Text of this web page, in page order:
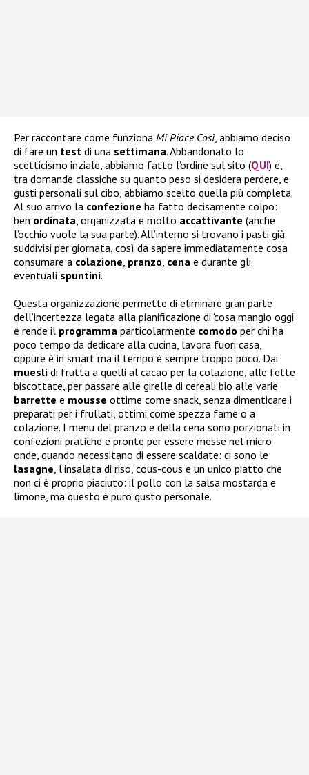
Per raccontare come funziona Mi Piace Così, abbiamo deciso
di fare un test di una settimana. Abbandonato lo
scetticismo inziale, abbiamo fatto l’ordine sul sito (QUI) e,
tra domande classiche su quanto peso si desidera perdere, e
gusti personali sul cibo, abbiamo scelto quella più completa.
Al suo arrivo la confezione ha fatto decisamente colpo:
ben ordinata, organizzata e molto accattivante (anche
l’occhio vuole la sua parte). All’interno si trovano i pasti già
suddivisi per giornata, così da sapere immediatamente cosa
consumare a colazione, pranzo, cena e durante gli
eventuali spuntini.
Questa organizzazione permette di eliminare gran parte
dell’incertezza legata alla pianificazione di ‘cosa mangio oggi’
e rende il programma particolarmente comodo per chi ha
poco tempo da dedicare alla cucina, lavora fuori casa,
oppure è in smart ma il tempo è sempre troppo poco. Dai
muesli di frutta a quelli al cacao per la colazione, alle fette
biscottate, per passare alle girelle di cereali bio alle varie
barrette e mousse ottime come snack, senza dimenticare i
preparati per i frullati, ottimi come spezza fame o a
colazione. I menu del pranzo e della cena sono porzionati in
confezioni pratiche e pronte per essere messe nel micro
onde, quando necessitano di essere scaldate: ci sono le
lasagne, l’insalata di riso, cous-cous e un unico piatto che
non ci è proprio piaciuto: il pollo con la salsa mostarda e
limone, ma questo è puro gusto personale.